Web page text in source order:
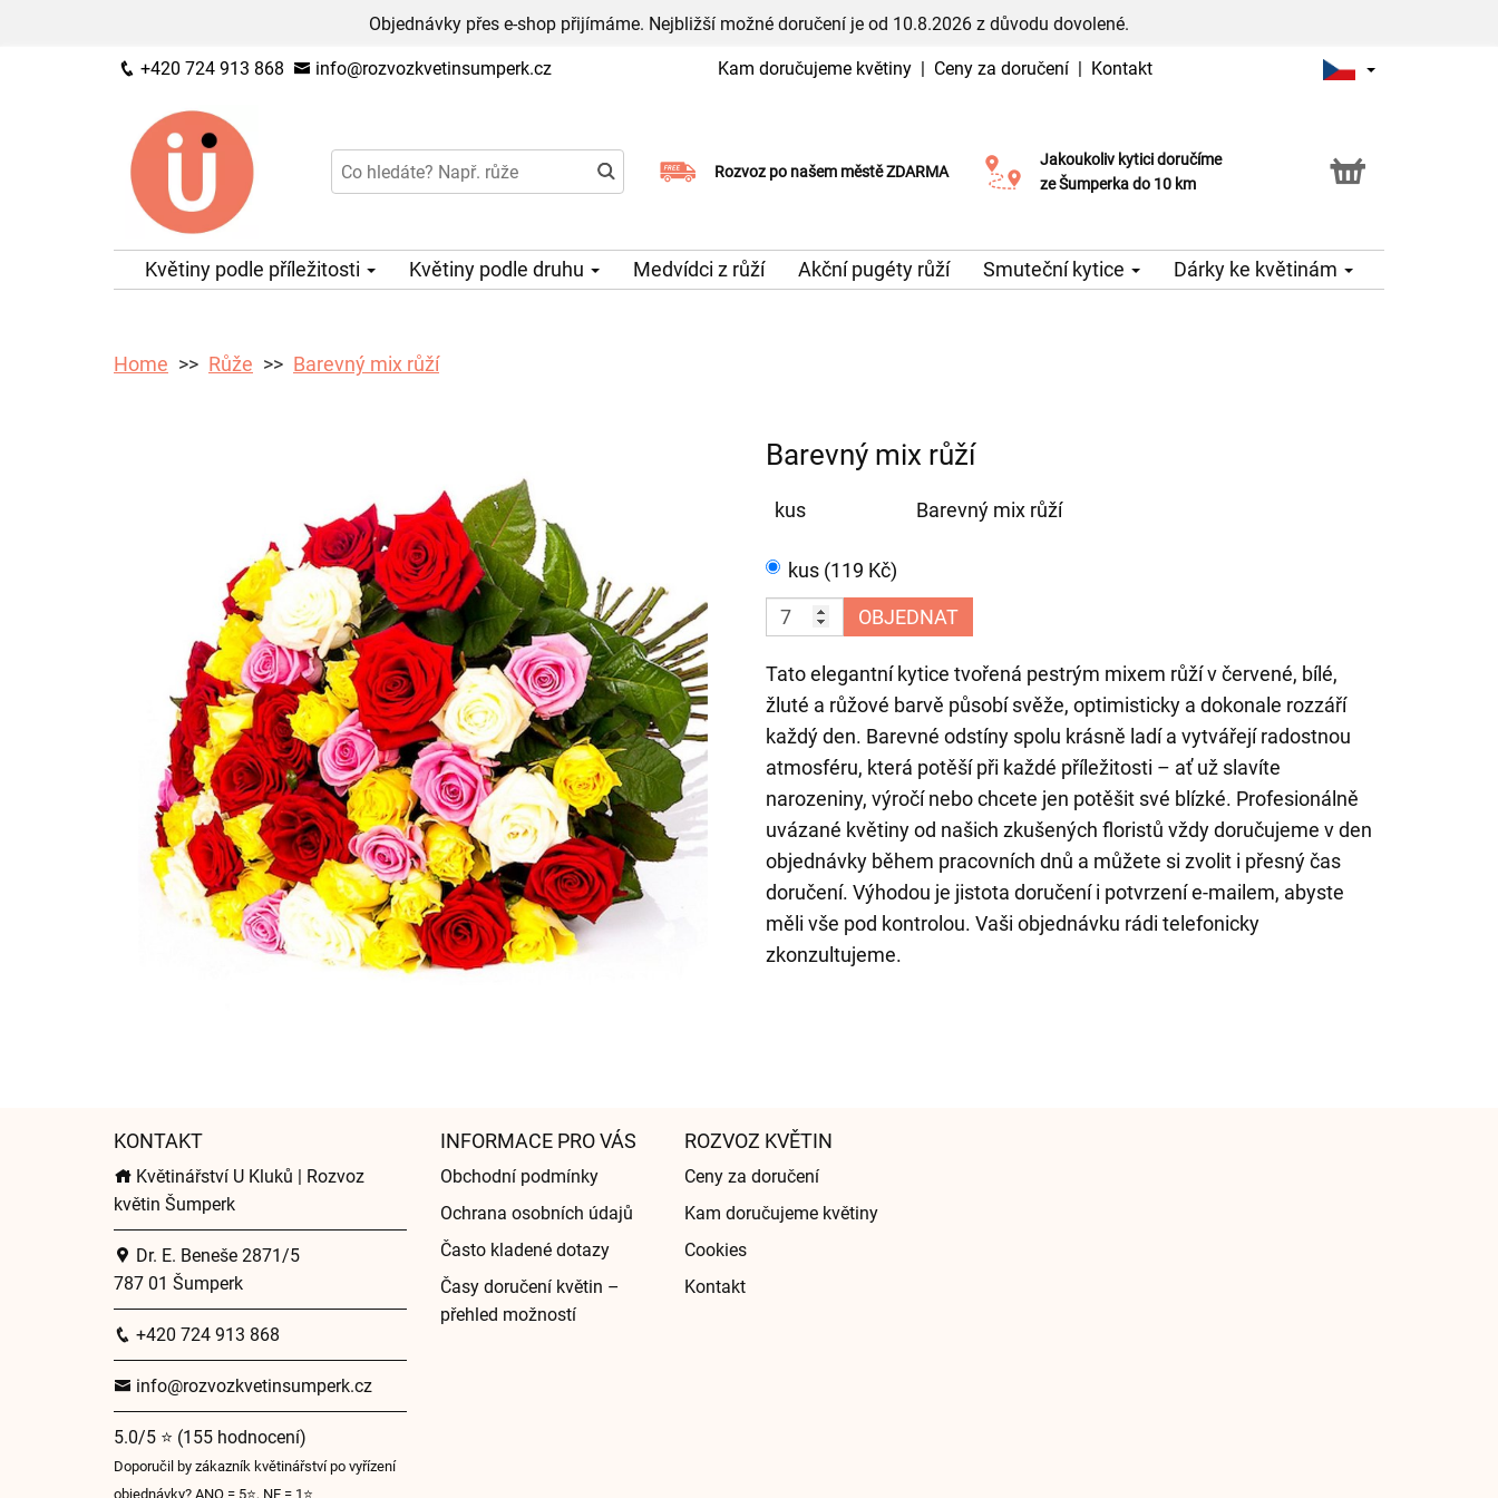
Objednávky přes e-shop přijímáme. Nejbližší možné doručení je od 10.8.2026 z důvodu dovolené.
+420 724 913 868 info@rozvozkvetinsumperk.cz Kam doručujeme květiny | Ceny za doručení | Kontakt
Rozvoz po našem městě ZDARMA
Možný výběr času a dne doručení
Jakoukoliv kytici doručíme
ze Šumperka do 10 km
Možnost vyzvednout v naší květince
Květiny podle příležitosti Květiny podle druhu Medvídci z růží Akční pugéty růží Smuteční kytice Dárky ke květinám
Home Růže Barevný mix růží
Barevný mix růží
kus Barevný mix růží
kus (119 Kč)
OBJEDNAT
Tato elegantní kytice tvořená pestrým mixem růží v červené, bílé,
žluté a růžové barvě působí svěže, optimisticky a dokonale rozzáří
každý den. Barevné odstíny spolu krásně ladí a vytvářejí radostnou
atmosféru, která potěší při každé příležitosti – ať už slavíte
narozeniny, výročí nebo chcete jen potěšit své blízké. Profesionálně
uvázané květiny od našich zkušených floristů vždy doručujeme v den
objednávky během pracovních dnů a můžete si zvolit i přesný čas
doručení. Výhodou je jistota doručení i potvrzení e-mailem, abyste
měli vše pod kontrolou. Vaši objednávku rádi telefonicky
zkonzultujeme.
KONTAKT
Květinářství U Kluků | Rozvoz
květin Šumperk
Dr. E. Beneše 2871/5
787 01 Šumperk
+420 724 913 868
info@rozvozkvetinsumperk.cz
5.0/5 ⭐ (155 hodnocení)
Doporučil by zákazník květinářství po vyřízení
objednávky? ANO = 5⭐, NE = 1⭐
INFORMACE PRO VÁS
Obchodní podmínky
Ochrana osobních údajů
Často kladené dotazy
Časy doručení květin –
přehled možností
ROZVOZ KVĚTIN
Ceny za doručení
Kam doručujeme květiny
Cookies
Kontakt